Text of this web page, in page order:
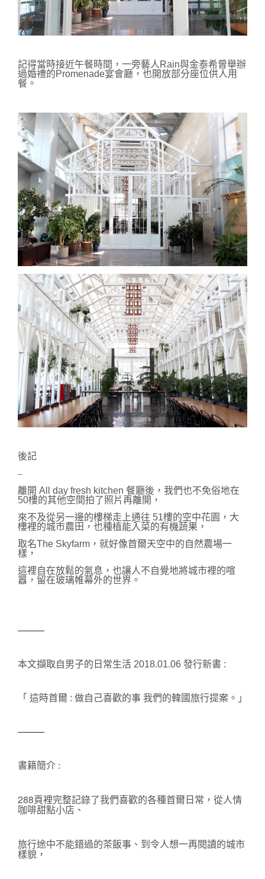
記得當時接近午餐時間，一旁藝人Rain與金泰希曾舉辦
過婚禮的Promenade宴會廳，也開放部分座位供人用
餐。
後記
–
離開 All day fresh kitchen 餐廳後，我們也不免俗地在
50樓的其他空間拍了照片再離開，
來不及從另一邊的樓梯走上通往 51樓的空中花園， 大
樓裡的城市農田，也種植能入菜的有機蔬果，
取名The Skyfarm， 就好像首爾天空中的自然農場一
樣，
這裡自在放鬆的氣息，也讓人不自覺地將城市裡的喧
囂，留在玻璃帷幕外的世界。
———
本文擷取自男子的日常生活 2018.01.06 發行新書 :
「 這時首爾 : 做自己喜歡的事 我們的韓國旅行提案 。」
———
書籍簡介 :
288頁裡完整記錄了我們喜歡的各種首爾日常， 從人情
咖啡甜點小店、
旅行途中不能錯過的茶飯事、到令人想一再閱讀的城市
樣貌，